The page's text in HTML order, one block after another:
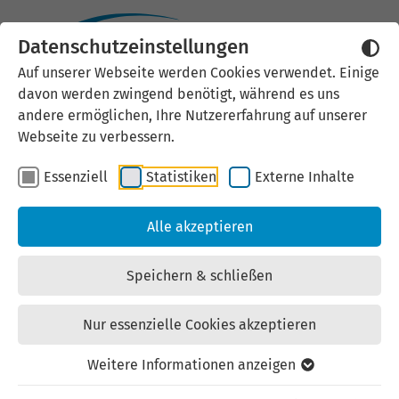
Datenschutzeinstellungen
Auf unserer Webseite werden Cookies verwendet. Einige
davon werden zwingend benötigt, während es uns
andere ermöglichen, Ihre Nutzererfahrung auf unserer
Webseite zu verbessern.
Essenziell Statistiken Externe Inhalte
Alle akzeptieren
Speichern & schließen
Nur essenzielle Cookies akzeptieren
Weitere Informationen anzeigen
Vereinbarung
zur Verwendung von Bild-/Fotomaterial der LEG
Thüringen
Die Vereinbarung wird getroffen zwischen der
Landesentwicklungsgesellschaft Thüringen mbH,
vertreten durch die Geschäftsführung, diese vertreten
Mainzerhofstraße 12, 99084 Erfurt und dem
Landesentwicklungsgesellschaft Thüringen mbH,